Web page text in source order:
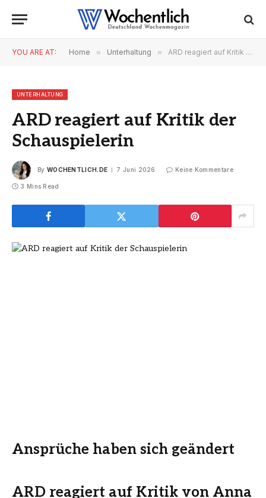
YOU ARE AT: Home » Unterhaltung » ARD reagiert auf Kritik der Schauspielerin
UNTERHALTUNG
ARD reagiert auf Kritik der
Schauspielerin
By WOCHENTLICH.DE 7 Juni 2026 Keine Kommentare
3 Mins Read
Ansprüche haben sich geändert
ARD reagiert auf Kritik von Anna